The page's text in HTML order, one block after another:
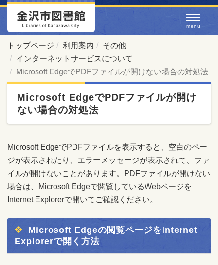
トップページ 利用案内
その他
インターネットサービスについて
Microsoft EdgeでPDFファイルが開けない場合の対処法
Microsoft EdgeでPDFファイルが開け
ない場合の対処法
Microsoft EdgeでPDFファイルを表示すると、空白のペー
ジが表示されたり、エラーメッセージが表示されて、ファ
イルが開けないことがあります。PDFファイルが開けない
場合は、Microsoft Edgeで閲覧しているWebページを
Internet Explorerで開いてご確認ください。
Microsoft Edgeの閲覧ページをInternet
Explorerで開く方法